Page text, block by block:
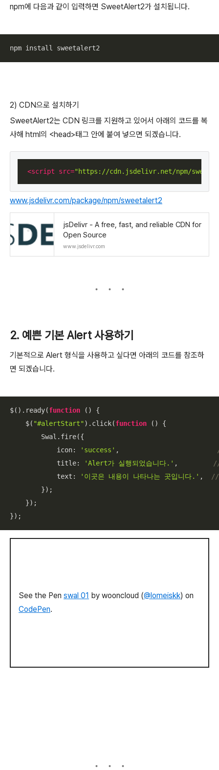
npm에 다음과 같이 입력하면 SweetAlert2가 설치됩니다.
npm install sweetalert2
2) CDN으로 설치하기
SweetAlert2는 CDN 링크를 지원하고 있어서 아래의 코드를 복
사해 html의 <head>태그 안에 붙여 넣으면 되겠습니다.
<script src="https://cdn.jsdelivr.net/npm/
www.jsdelivr.com/package/npm/sweetalert2
jsDelivr - A free, fast, and reliable CDN for
Open Source
www.jsdelivr.com
2. 예쁜 기본 Alert 사용하기
기본적으로 Alert 형식을 사용하고 싶다면 아래의 코드를 참조하
면 되겠습니다.
$().ready(function ( ) {
    $(
"#alertStart").click(function ( ) {
        Swal.fire({
icon: 'success' ,
title: 'Alert가 실행되었습니다.' ,
text : '이곳은 내용이 나타나는 곳입니다.' ,
//
        });
    });
});
See the Pen swal 01 by wooncloud (@lomeiskk) on
CodePen.